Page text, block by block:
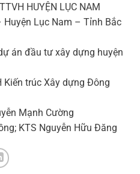
HUYỆN LỤC NAM
Lục Nam – Tỉnh Bắc
án đầu tư xây dựng huyện
Kiến trúc Xây dựng Đông
Mạnh Cường
KTS Nguyễn Hữu Đăng